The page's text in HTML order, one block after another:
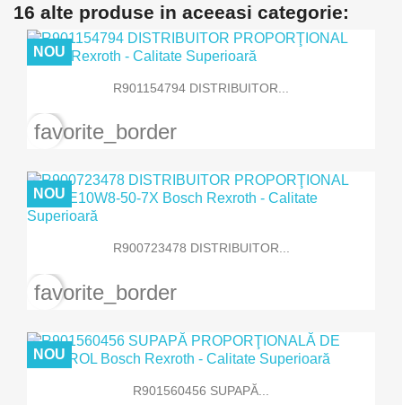
16 alte produse in aceeasi categorie:
R901154794 DISTRIBUITOR...
NOU
favorite_border
R900723478 DISTRIBUITOR...
NOU
favorite_border
R901560456 SUPAPĂ...
NOU